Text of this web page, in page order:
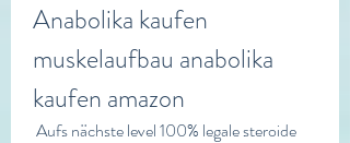
Anabolika kaufen
muskelaufbau anabolika
kaufen amazon